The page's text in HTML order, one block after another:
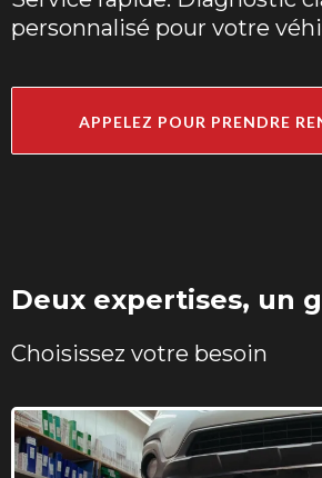
personnalisé pour votre
APPELEZ POUR PRENDRE
Deux expertises, un
Choisissez votre besoin